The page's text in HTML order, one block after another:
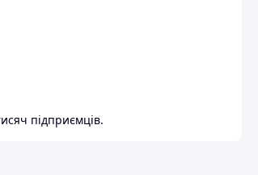
підприємців.